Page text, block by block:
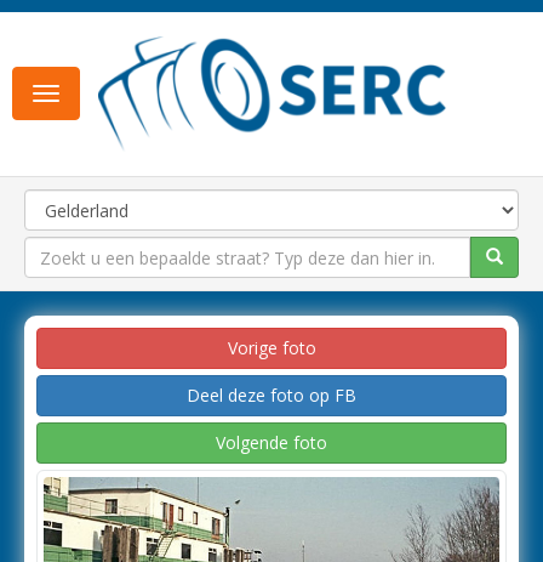
Toggle
navigation
Vorige foto
Deel deze foto op FB
Volgende foto